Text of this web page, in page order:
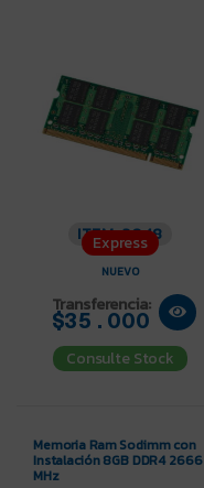
Express
ITEM: 3048
NUEVO
Transferencia:
$35.000
Consulte Stock
Memoria Ram Sodimm con
Instalación 8GB DDR4 2666
MHz